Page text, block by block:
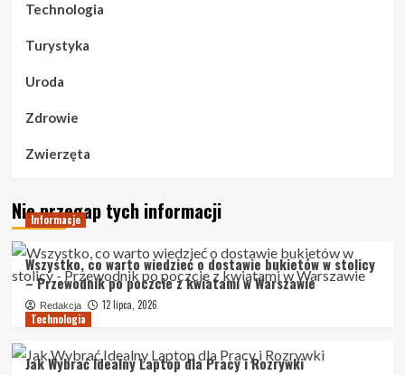
Technologia
Turystyka
Uroda
Zdrowie
Zwierzęta
Nie przegap tych informacji
Informacje
Wszystko, co warto wiedzieć o dostawie bukietów w stolicy
– Przewodnik po poczcie z kwiatami w Warszawie
Redakcja
12 lipca, 2026
Technologia
Jak Wybrać Idealny Laptop dla Pracy i Rozrywki